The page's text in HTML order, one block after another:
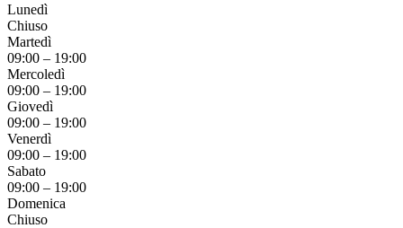
Lunedì
Chiuso
Martedì
09:00 – 19:00
Mercoledì
09:00 – 19:00
Giovedì
09:00 – 19:00
Venerdì
09:00 – 19:00
Sabato
09:00 – 19:00
Domenica
Chiuso